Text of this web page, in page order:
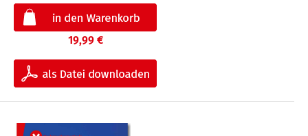
19,99 €